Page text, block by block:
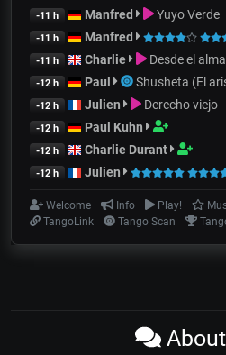
-11 h Manfred Yuyo Verde
-11 h Manfred
-11 h Charlie Desde el alma
-12 h Paul Shusheta (El
-12 h Julien Derecho viejo
-12 h Paul Kuhn
-12 h Charlie Durant
-12 h Julien
Welcome Info Play!
TangoLink
Tango Scan